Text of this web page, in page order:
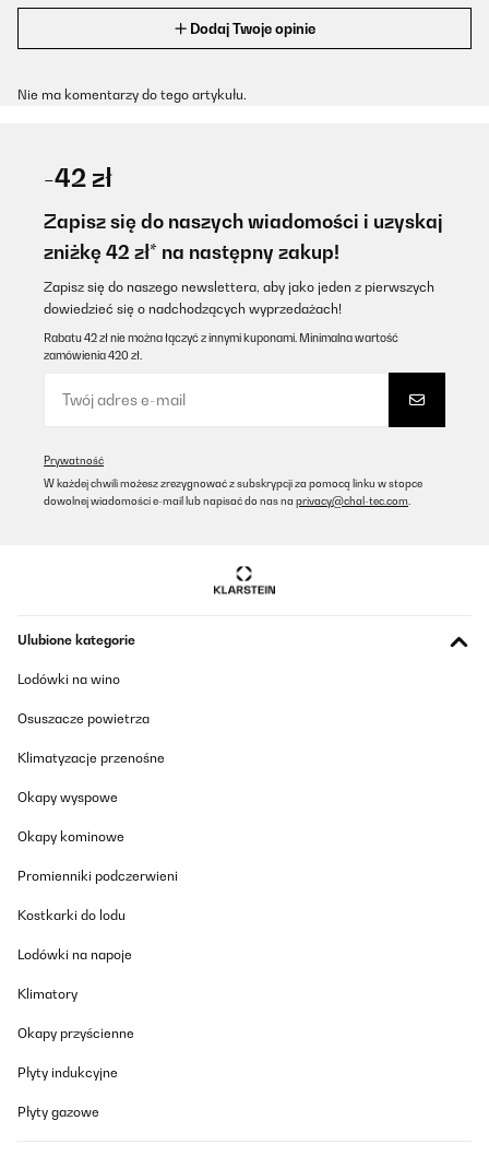
Dodaj Twoje opinie
Nie ma komentarzy do tego artykułu.
-42 zł
Zapisz się do naszych wiadomości i uzyskaj
zniżkę 42 zł* na następny zakup!
Zapisz się do naszego newslettera, aby jako jeden z pierwszych
dowiedzieć się o nadchodzących wyprzedażach!
Rabatu 42 zł nie można łączyć z innymi kuponami. Minimalna wartość
zamówienia 420 zł.
Prywatność
W każdej chwili możesz zrezygnować z subskrypcji za pomocą linku w stopce
dowolnej wiadomości e-mail lub napisać do nas na privacy@chal-tec.com
Ulubione kategorie
Lodówki na wino
Osuszacze powietrza
Klimatyzacje przenośne
Okapy wyspowe
Okapy kominowe
Promienniki podczerwieni
Kostkarki do lodu
Lodówki na napoje
Klimatory
Okapy przyścienne
Płyty indukcyjne
Płyty gazowe